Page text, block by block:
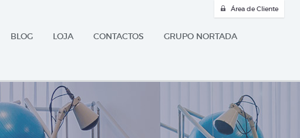
Área de Cliente
BLOG LOJA CONTACTOS GRUPO NORTADA